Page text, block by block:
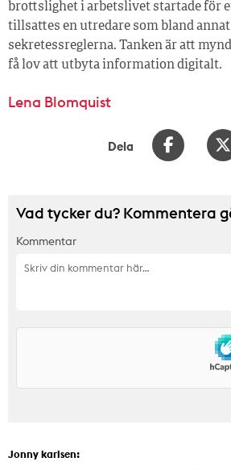
brottslighet i arbetslivet startade för
tillsattes en utredare som bland annat
sekretessreglerna. Tanken är att
få lov att utbyta information digitalt.
Lena Blomquist
Dela
Vad tycker du? Kommentera
Kommentar
Jonny karlsen: